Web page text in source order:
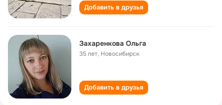
Добавить в друзья
Захаренкова Ольга
35 лет, Новосибирск
Добавить в друзья